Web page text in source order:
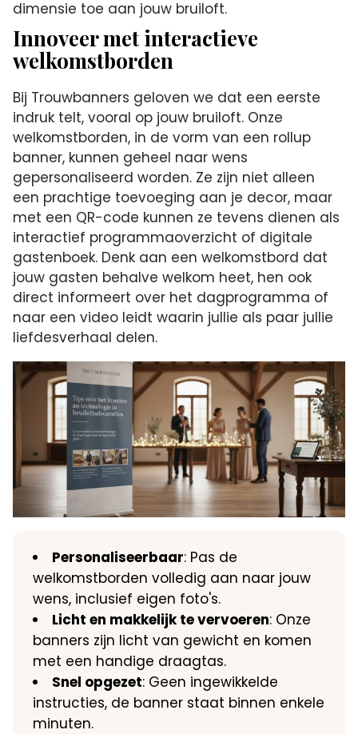
dimensie toe aan jouw bruiloft.
Innoveer met interactieve
welkomstborden
Bij Trouwbanners geloven we dat een eerste
indruk telt, vooral op jouw bruiloft. Onze
welkomstborden, in de vorm van een rollup
banner, kunnen geheel naar wens
gepersonaliseerd worden. Ze zijn niet alleen
een prachtige toevoeging aan je decor, maar
met een QR-code kunnen ze tevens dienen als
interactief programmaoverzicht of digitale
gastenboek. Denk aan een welkomstbord dat
jouw gasten behalve welkom heet, hen ook
direct informeert over het dagprogramma of
naar een video leidt waarin jullie als paar jullie
liefdesverhaal delen.
Personaliseerbaar: Pas de
welkomstborden volledig aan naar jouw
wens, inclusief eigen foto's.
Licht en makkelijk te vervoeren: Onze
banners zijn licht van gewicht en komen
met een handige draagtas.
Snel opgezet: Geen ingewikkelde
instructies, de banner staat binnen enkele
minuten.